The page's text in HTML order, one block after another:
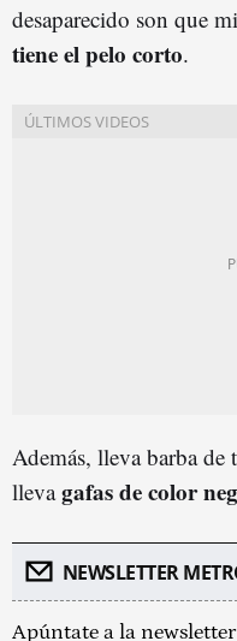
desaparecido son que
tiene el pelo corto.
Además, lleva barba de
llevagafas de color
NEWSLETTER
Apúntate a la